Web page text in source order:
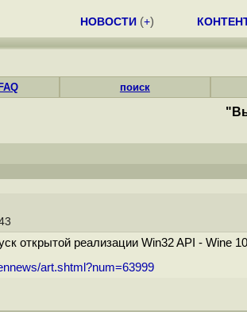
НОВОСТИ (+)
поиск
открытой реализации Win32 API -
art.shtml?num=63999